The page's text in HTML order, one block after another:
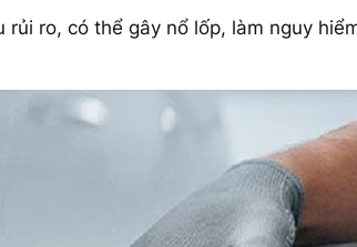
ro, có thể gây nổ lốp, làm nguy